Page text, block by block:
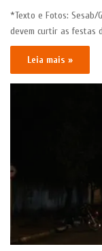
*Texto e Fotos: Sesab/
devem curtir as festas
Leia mais »